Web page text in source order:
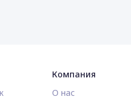
Компания
О нас